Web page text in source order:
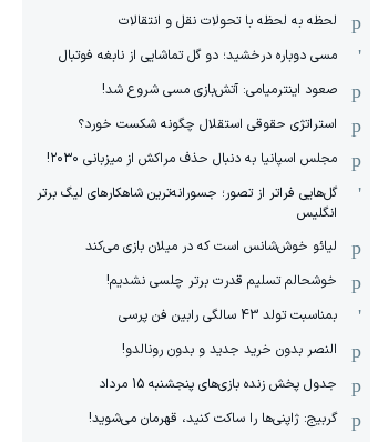
لحظه به لحظه با تحولات نقل و انتقالات
مسی دوباره درخشید؛ دو گل تماشایی از نابغه فوتبال
صعود اینترمیامی: آتش‌بازی مسی شروع شد!
استراتژی حقوقی استقلال چگونه شکست خورد؟
مجلس اسپانیا به دنبال حذف مراکش از میزبانی ۲۰۳۰!
گل‌هایی فراتر از تصور؛ جسورانه‌ترین شاهکارهای لیگ برتر
انگلیس
لیائو خوش‌شانس است که در میلان بازی می‌کند
خوشحالم تسلیم قدرت برتر چلسی نشدیم!
بمناسبت تولد 43 سالگی رابین فن پرسی
النصر بدون خرید جدید و بدون رونالدو!
جدول پخش زنده بازی‌های پنجشنبه 15 مرداد
گربیج: ژاپنی‌ها را ساکت کنید، قهرمان می‌شوید!